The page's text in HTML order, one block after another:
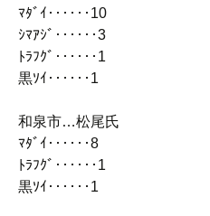
ﾏﾀﾞｲ‥‥‥10
ｼﾏｱｼﾞ‥‥‥3
ﾄﾗﾌｸﾞ‥‥‥1
黒ｿｲ‥‥‥1
和泉市…松尾氏
ﾏﾀﾞｲ‥‥‥8
ﾄﾗﾌｸﾞ‥‥‥1
黒ｿｲ‥‥‥1